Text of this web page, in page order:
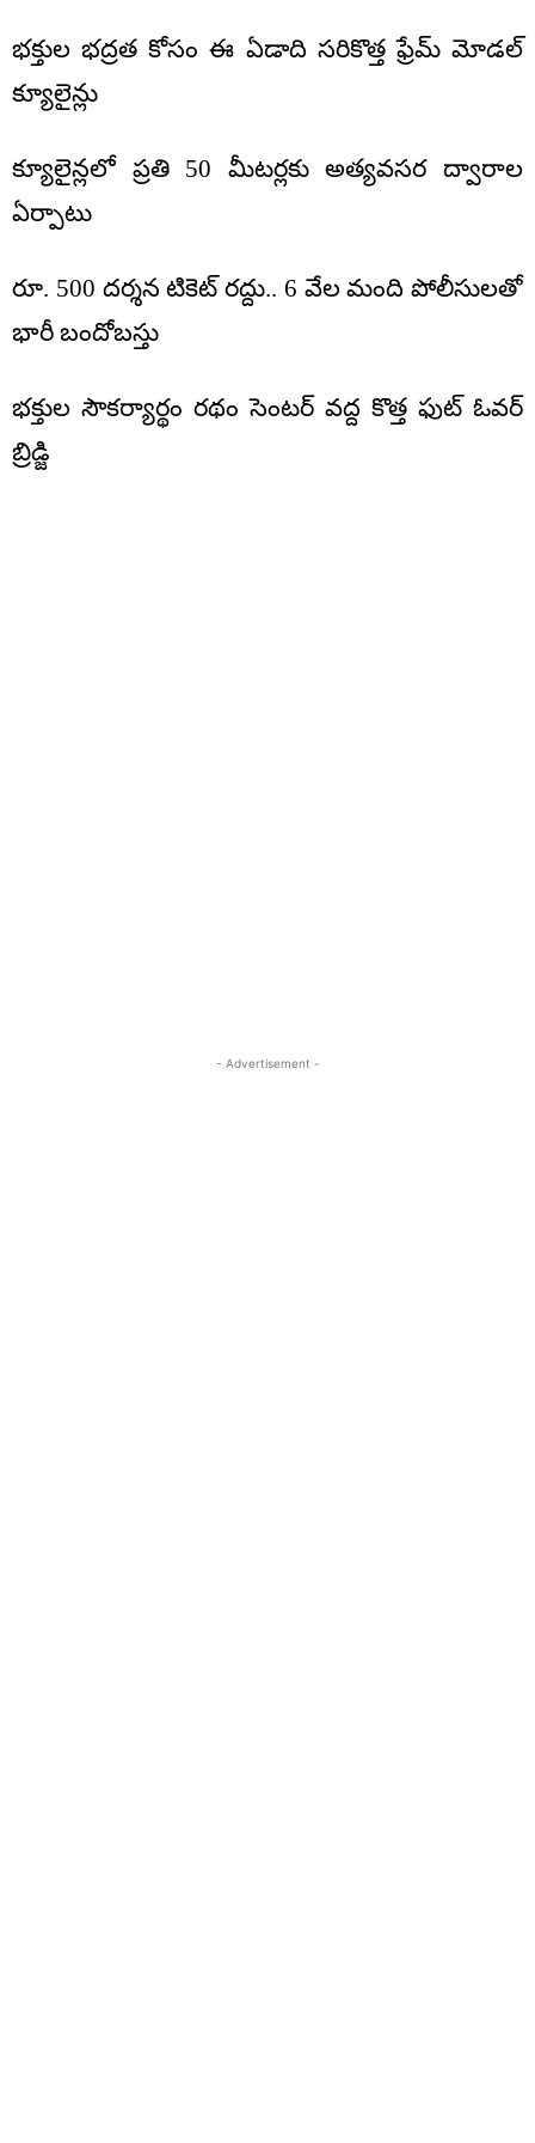
భక్తుల భద్రత కోసం ఈ ఏడాది సరికొత్త ఫ్రేమ్ మోడల్
క్యూలైన్లు
క్యూలైన్లలో ప్రతి 50 మీటర్లకు అత్యవసర ద్వారాల
ఏర్పాటు
రూ. 500 దర్శన టికెట్ రద్దు.. 6 వేల మంది పోలీసులతో
భారీ బందోబస్తు
భక్తుల సౌకర్యార్థం రథం సెంటర్ వద్ద కొత్త ఫుట్ ఓవర్
బ్రిడ్జి
- Advertisement -